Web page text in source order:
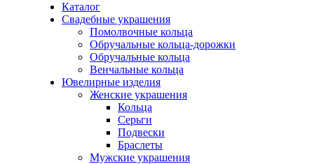
Каталог
Свадебные украшения
Помолвочные кольца
Обручальные кольца-дорожки
Обручальные кольца
Венчальные кольца
Ювелирные изделия
Женские украшения
Кольца
Серьги
Подвески
Браслеты
Мужские украшения